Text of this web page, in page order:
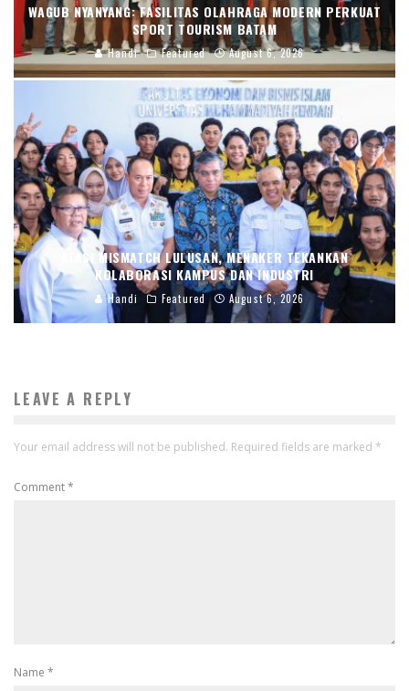
WAGUB NYANYANG: FASILITAS OLAHRAGA MODERN PERKUAT
SPORT TOURISM BATAM
Handi Featured August 6, 2026
ATASI MISMATCH LULUSAN, MENAKER TEKANKAN
KOLABORASI KAMPUS DAN INDUSTRI
Handi Featured August 6, 2026
LEAVE A REPLY
Your email address will not be published. Required fields are marked *
Comment*
Name *